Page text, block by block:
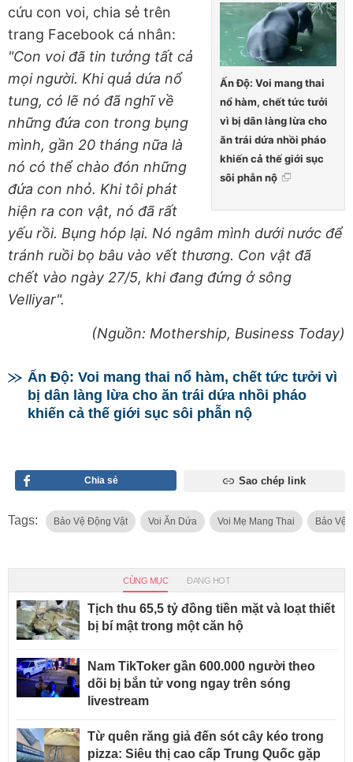
Ấn Độ: Voi mang thai
nổ hàm, chết tức tưởi
vì bị dân làng lừa cho
ăn trái dứa nhồi pháo
khiến cả thế giới sục
sôi phẫn nộ
cứu con voi, chia sẻ trên
trang Facebook cá nhân:
"Con voi đã tin tưởng tất cả
mọi người. Khi quả dứa nổ
tung, có lẽ nó đã nghĩ về
những đứa con trong bụng
mình, gần 20 tháng nữa là
nó có thể chào đón những
đứa con nhỏ. Khi tôi phát
hiện ra con vật, nó đã rất
yếu rồi. Bụng hóp lại. Nó ngâm mình dưới nước để
tránh ruồi bọ bâu vào vết thương. Con vật đã
chết vào ngày 27/5, khi đang đứng ở sông
Velliyar".
(Nguồn: Mothership, Business Today)
Ấn Độ: Voi mang thai nổ hàm, chết tức tưởi vì
bị dân làng lừa cho ăn trái dứa nhồi pháo
khiến cả thế giới sục sôi phẫn nộ
Chia sẻ Sao chép link
Tags: Bảo Vệ Động Vật Voi Ăn Dứa Voi Mẹ Mang Thai Bảo Vệ
CÙNG MỤC ĐANG HOT
Tịch thu 65,5 tỷ đồng tiền mặt và loạt thiết
bị bí mật trong một căn hộ
Nam TikToker gần 600.000 người theo
dõi bị bắn tử vong ngay trên sóng
livestream
Từ quên răng giả đến sót cây kéo trong
pizza: Siêu thị cao cấp Trung Quốc gặp